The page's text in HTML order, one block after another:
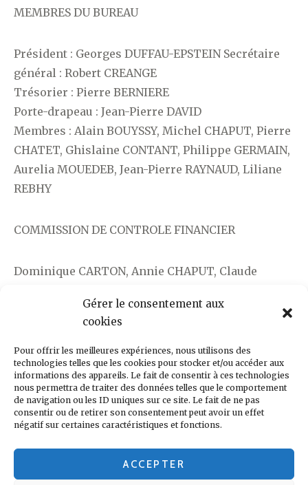
Gérer le consentement aux
cookies
Pour offrir les meilleures expériences, nous utilisons des
technologies telles que les cookies pour stocker et/ou accéder aux
informations des appareils. Le fait de consentir à ces technologies
nous permettra de traiter des données telles que le comportement
de navigation ou les ID uniques sur ce site. Le fait de ne pas
consentir ou de retirer son consentement peut avoir un effet
négatif sur certaines caractéristiques et fonctions.
ACCEPTER
MEMBRES DU BUREAU
Président : Georges DUFFAU-EPSTEIN Secrétaire
général : Robert CREANGE
Trésorier : Pierre BERNIERE
Porte-drapeau : Jean-Pierre DAVID
Membres : Alain BOUYSSY, Michel CHAPUT, Pierre
CHATET, Ghislaine CONTANT, Philippe GERMAIN,
Aurelia MOUEDEB, Jean-Pierre RAYNAUD, Liliane
REBHY
COMMISSION DE CONTROLE FINANCIER
Dominique CARTON, Annie CHAPUT, Claude
Michel BOIN, Arséne TCHAKARIAN †